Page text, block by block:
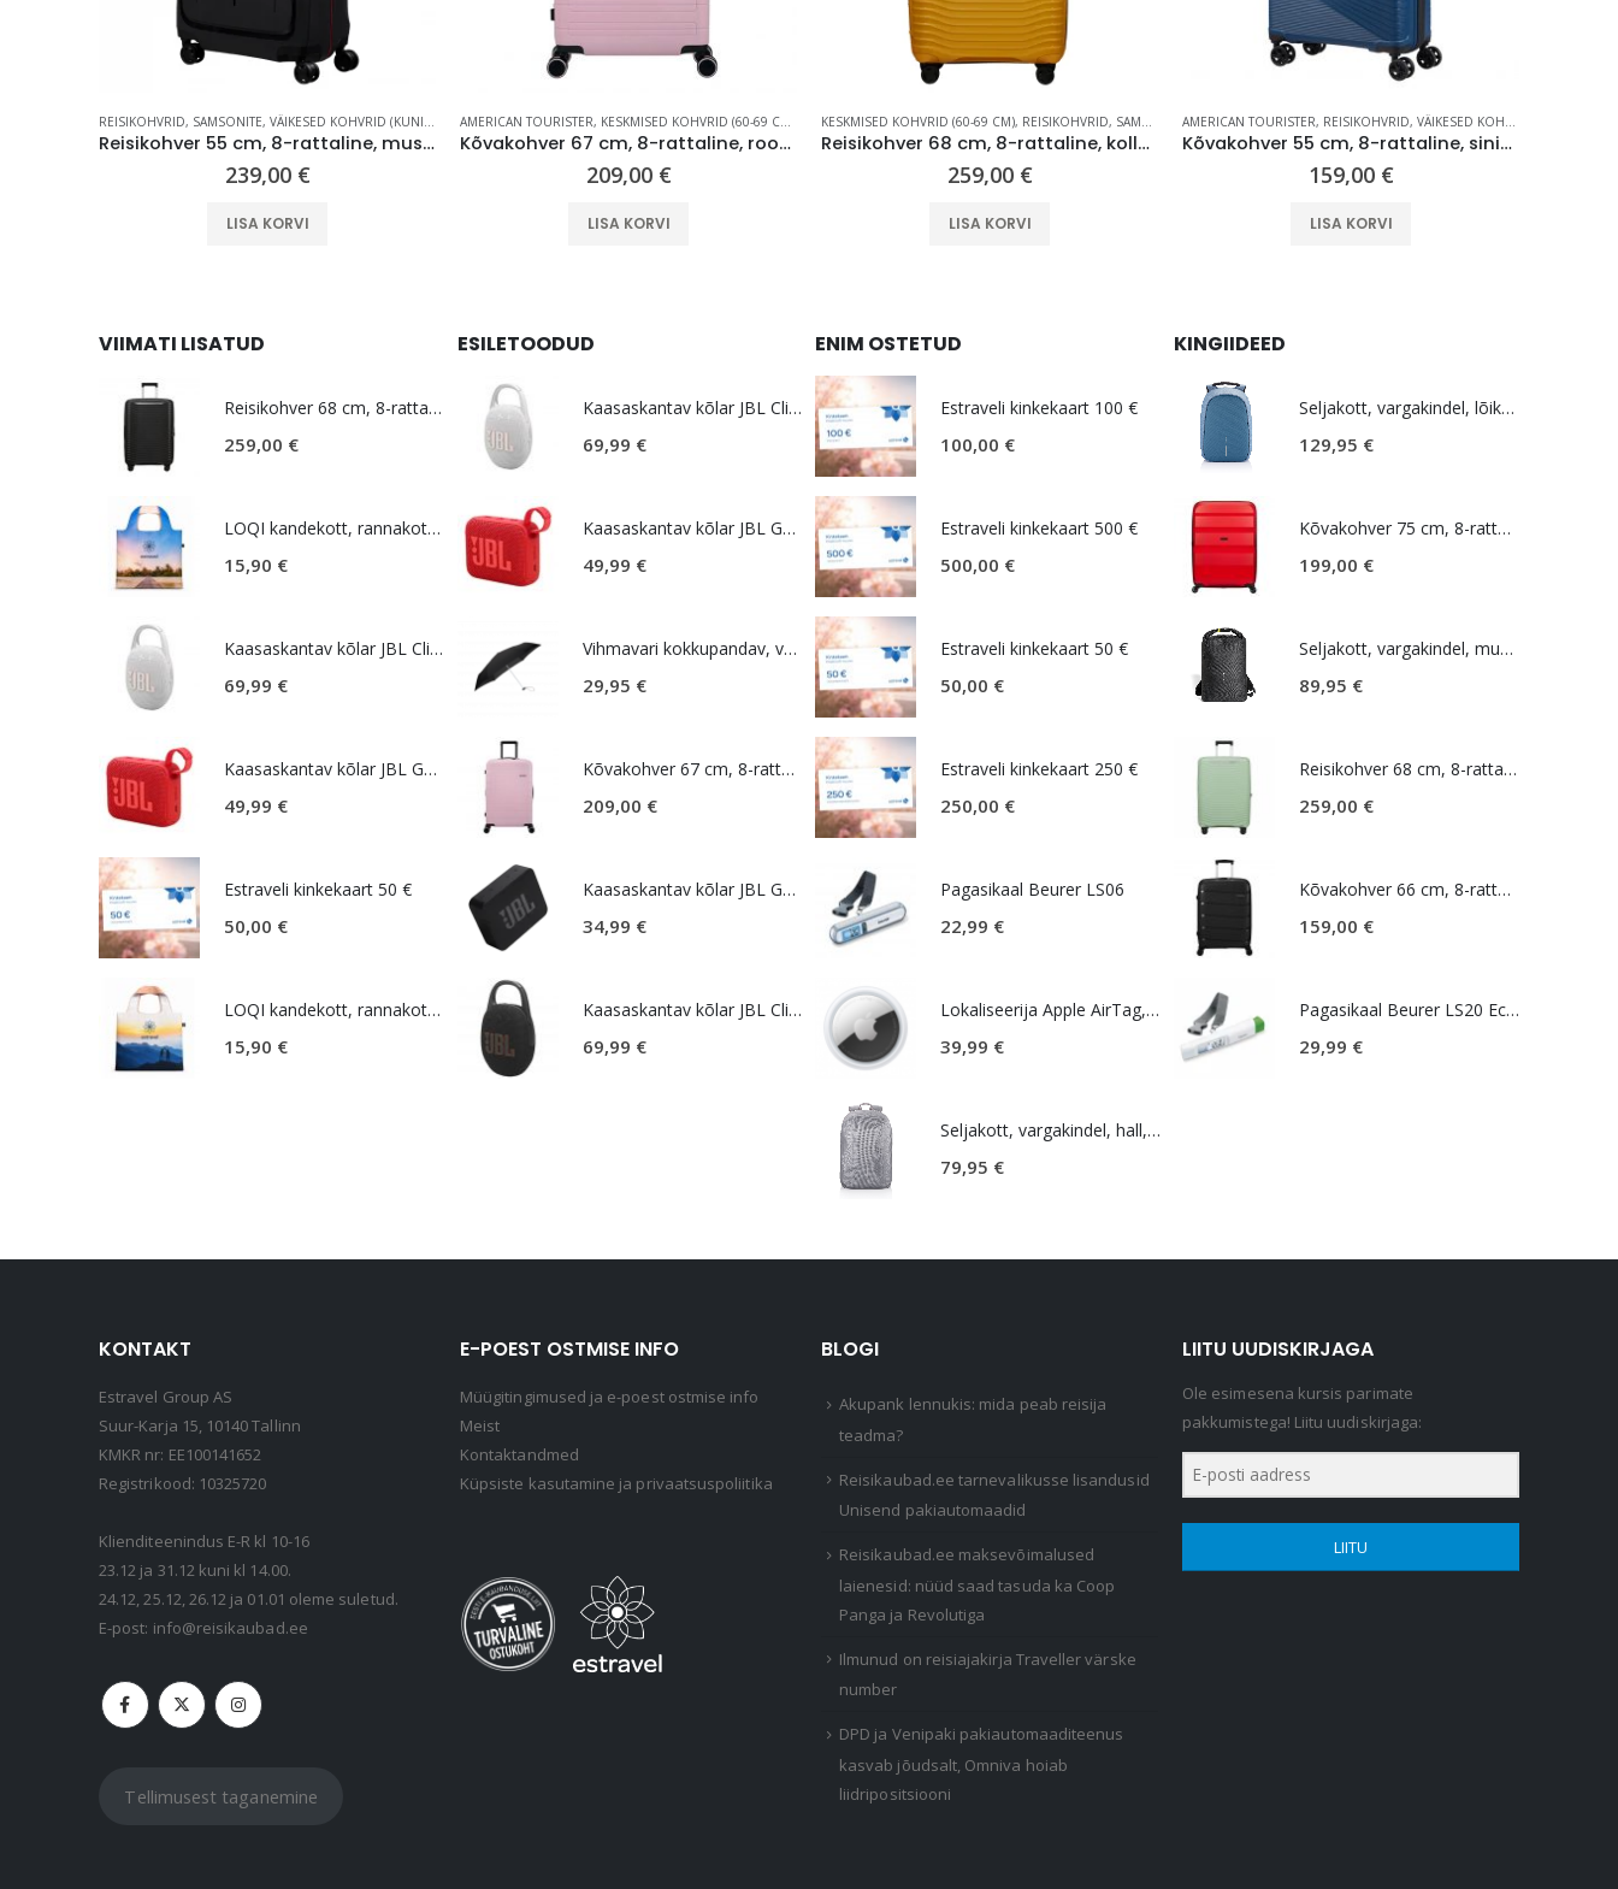
REISIKOHVRID, SAMSONITE, VÄIKESED KOHVRID (KUNI 59 CM)
Reisikohver 55 cm, 8-rattaline, must/punane (Charcoal/Red), TSA koodlukk, Samsonite Essens
239,00 €
LISA KORVI
AMERICAN TOURISTER, KESKMISED KOHVRID (60-69 CM) REISIKOHVRID
Kõvakohver 67 cm, 8-rattaline, roosa (Soft Pink), laiendatav, TSA koodlukk, American Tourister Novastream
209,00 €
LISA KORVI
KESKMISED KOHVRID (60-69 CM), REISIKOHVRID, SAMSONITE
Reisikohver 68 cm, 8-rattaline, kollane, laiendatav, TSA koodlukk, Samsonite Upscape
259,00 €
LISA KORVI
AMERICAN TOURISTER, REISIKOHVRID, VÄIKESED KOHVRID (KUNI 59 CM)
Kõvakohver 55 cm, 8-rattaline, sinine (Midnight Navy) TSA koodlukk, American Tourister Airconic
159,00 €
LISA KORVI
VIIMATI LISATUD
Reisikohver 68 cm, 8-rattaline, must, laiendatav, TSA koodlukk, Samsonite Upscape
259,00 €
LOQI kandekott, rannakott, reisikott, Estravel Beach Bag
15,90 €
Kaasaskantav kõlar JBL Clip 5, IP67, valge
69,99 €
Kaasaskantav kõlar JBL GO 4, IP67, punane
49,99 €
Estraveli kinkekaart 50 €
50,00 €
LOQI kandekott, rannakott, reisikott, Estravel Mountain Bag
15,90 €
ESILETOODUD
Kaasaskantav kõlar JBL Clip 5, IP67, valge
69,99 €
Kaasaskantav kõlar JBL GO 4, IP67, punane
49,99 €
Vihmavari kokkupandav, väike, must, Samsonite Rain Pro
29,95 €
Kõvakohver 67 cm, 8-rattaline, roosa (Soft Pink), laiendatav, TSA koodlukk, American Tourister Novastream
209,00 €
Kaasaskantav kõlar JBL GO Essential 2, IP67, must
34,99 €
Kaasaskantav kõlar JBL Clip 5, IP67, must
69,99 €
ENIM OSTETUD
Estraveli kinkekaart 100 €
100,00 €
Estraveli kinkekaart 500 €
500,00 €
Estraveli kinkekaart 50 €
50,00 €
Estraveli kinkekaart 250 €
250,00 €
Pagasikaal Beurer LS06
22,99 €
Lokaliseerija Apple AirTag, valge
39,99 €
Seljakott, vargakindel, hall, Bobby Soft
79,95 €
KINGIIDEED
Seljakott, vargakindel, lõikekindel, helesinine, Bobby Hero Regular
129,95 €
Kõvakohver 75 cm, 8-rattaline, punane (Magma Red), laiendatav, TSA koodlukk, American Tourister Bon Air DLX
199,00 €
Seljakott, vargakindel, must, Bobby Urban Lite
89,95 €
Reisikohver 68 cm, 8-rattaline, roheline (Soft Sage), laiendatav, TSA koodlukk, Samsonite Upscape
259,00 €
Kõvakohver 66 cm, 8-rattaline, must, TSA koodlukk, American Tourister Air Move
159,00 €
Pagasikaal Beurer LS20 Eco, patareivaba, valge
29,99 €
KONTAKT
Estravel Group AS
Suur-Karja 15, 10140 Tallinn
KMKR nr: EE100141652
Registrikood: 10325720
Klienditeenindus E-R kl 10-16
23.12 ja 31.12 kuni kl 14.00.
24.12, 25.12, 26.12 ja 01.01 oleme suletud.
E-post: info@reisikaubad.ee
Tellimusest taganemine
E-POEST OSTMISE INFO
Müügitingimused ja e-poest ostmise info
Meist
Kontaktandmed
Küpsiste kasutamine ja privaatsuspoliitika
BLOGI
Akupank lennukis: mida peab reisija
teadma?
Reisikaubad.ee tarnevalikusse lisandusid
Unisend pakiautomaadid
Reisikaubad.ee maksevõimalused
laienesid: nüüd saad tasuda ka Coop
Panga ja Revolutiga
Ilmunud on reisiajakirja Traveller värske
number
DPD ja Venipaki pakiautomaaditeenus
kasvab jõudsalt, Omniva hoiab
liidripositsiooni
LIITU UUDISKIRJAGA
Ole esimesena kursis parimate
pakkumistega! Liitu uudiskirjaga:
LIITU